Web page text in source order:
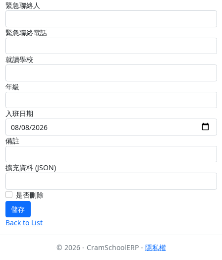
緊急聯絡人
緊急聯絡電話
就讀學校
年級
入班日期
備註
擴充資料 (JSON)
是否刪除
Back to List
© 2026 - CramSchoolERP - 隱私權